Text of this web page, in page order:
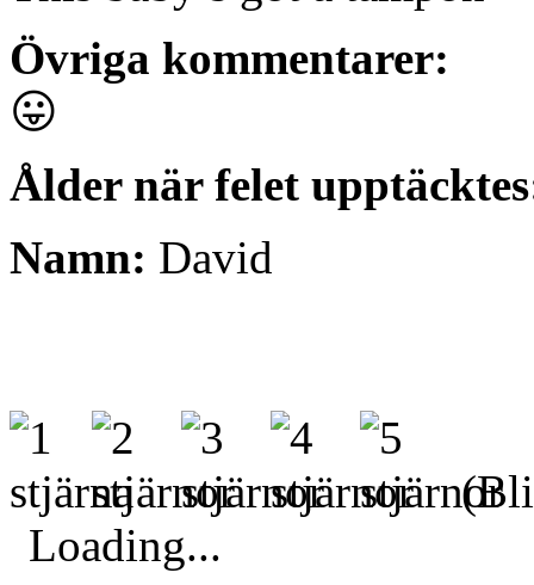
Övriga kommentarer:
😛
Ålder när felet
Namn: David
(Bli
Loading...